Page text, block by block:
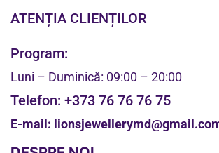
ATENȚIA CLIENȚILOR
Program:
Luni – Duminică: 09:00 – 20:00
Telefon: +373 76 76 76 75
E-mail: